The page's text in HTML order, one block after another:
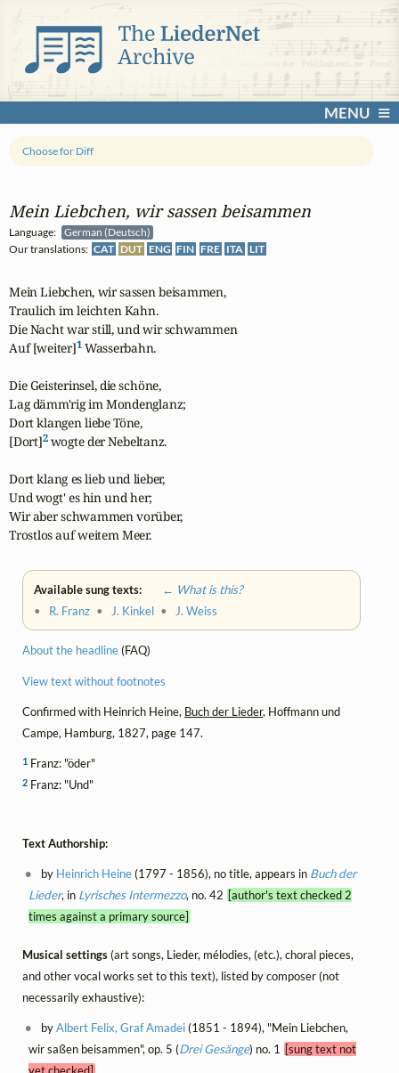
MENU
Mein Liebchen, wir sassen beisammen
Language:
German (Deutsch)
Our translations: CAT DUT ENG FIN FRE ITA LIT
Choose for Diff
Mein Liebchen, wir sassen beisammen,
Traulich im leichten Kahn.
Die Nacht war still, und wir schwammen
Auf [weiter]1 Wasserbahn.
Die Geisterinsel, die schöne,
Lag dämm'rig im Mondenglanz;
Dort klangen liebe Töne,
[Dort]2 wogte der Nebeltanz.
Dort klang es lieb und lieber,
Und wogt' es hin und her;
Wir aber schwammen vorüber,
Trostlos auf weitem Meer.
Available sung texts:
← What is this?
• R. Franz • J. Kinkel • J. Weiss
About the headline(FAQ)
View text without footnotes
Confirmed with Heinrich Heine, Buch der Lieder, Hoffmann und
Campe, Hamburg, 1827, page 147.
1 Franz: "öder"
2 Franz: "Und"
Text Authorship:
by Heinrich Heine(1797 - 1856), no title, appears in Buch der
Lieder, in Lyrisches Intermezzo, no. 42 [author's text checked 2
times against a primary source]
Musical settings(art songs, Lieder, mélodies, (etc.), choral pieces,
and other vocal works set to this text), listed by composer (not
necessarily exhaustive):
byAlbert Felix, Graf Amadei(1851 - 1894), "Mein Liebchen,
wir saßen beisammen", op. 5 (Drei Gesänge) no. 1 [sung text not
yet checked]